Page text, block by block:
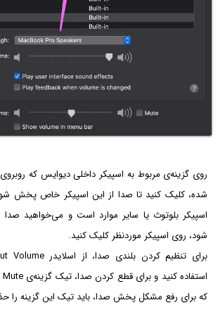
شده، کلیک کنید تا صدا از این اسپیکر خاص پخش
اسپیکر بلوتوث یا سایر موارد است و می‌خواهید
شود، روی اسپیکر موردنظر کلیک کنید.
که برای رفع مشکل پخش صدا، باید تیک این گزینه را